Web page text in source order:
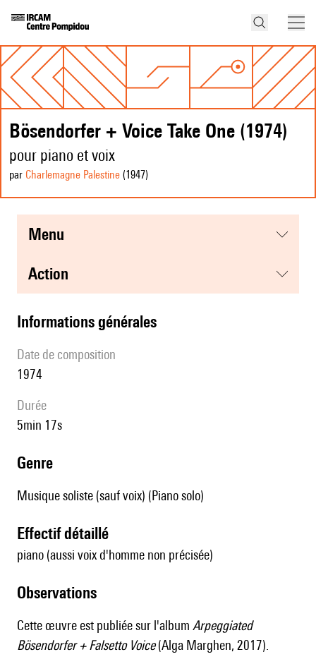
Bösendorfer + Voice Take One (1974)
pour piano et voix
par Charlemagne Palestine (1947)
menu
action
informations générales
date de composition
1974
durée
5min 17s
genre
Musique soliste (sauf voix) (Piano solo)
effectif détaillé
piano (aussi voix d'homme non précisée)
observations
Cette œuvre est publiée sur l'album Arpeggiated
Bösendorfer + Falsetto Voice(Alga Marghen, 2017).